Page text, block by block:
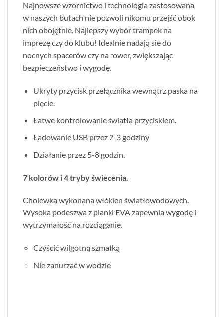
Najnowsze wzornictwo i technologia zastosowana
w naszych butach nie pozwoli nikomu przejść obok
nich obojętnie. Najlepszy wybór trampek na
imprezę czy do klubu! Idealnie nadają sie do
nocnych spacerów czy na rower, zwiększając
bezpieczeństwo i wygodę.
Ukryty przycisk przełącznika wewnątrz paska na
pięcie.
Łatwe kontrolowanie światła przyciskiem.
Ładowanie USB przez 2-3 godziny
Działanie przez 5-8 godzin.
7 kolorów i 4 tryby świecenia.
Cholewka wykonana włókien światłowodowych.
Wysoka podeszwa z pianki EVA zapewnia wygodę i
wytrzymałość na rozciąganie.
Czyścić wilgotną szmatką
Nie zanurzać w wodzie